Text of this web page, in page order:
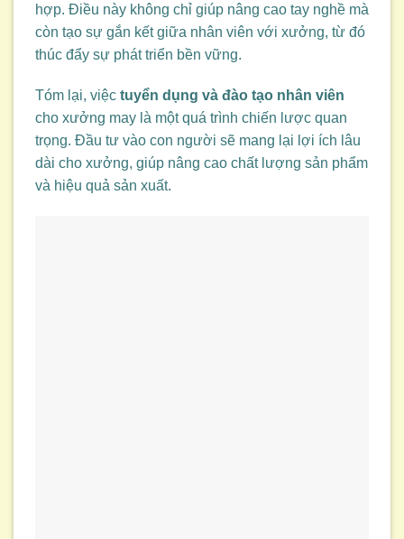
hợp. Điều này không chỉ giúp nâng cao tay nghề mà
còn tạo sự gắn kết giữa nhân viên với xưởng, từ đó
thúc đẩy sự phát triển bền vững.
Tóm lại, việc tuyển dụng và đào tạo nhân viên
cho xưởng may là một quá trình chiến lược quan
trọng. Đầu tư vào con người sẽ mang lại lợi ích lâu
dài cho xưởng, giúp nâng cao chất lượng sản phẩm
và hiệu quả sản xuất.